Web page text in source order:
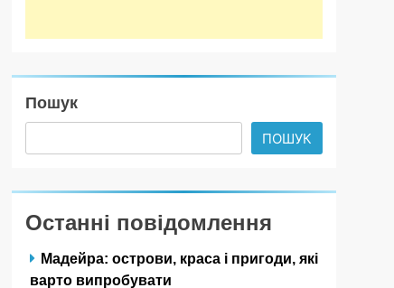
Пошук
ПОШУК
Останні повідомлення
Мадейра: острови, краса і пригоди, які
варто випробувати